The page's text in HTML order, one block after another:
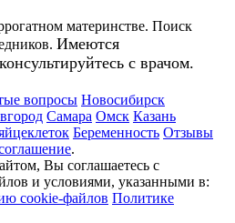
материнстве. Поиск
Имеются
с врачом.
вопросы Новосибирск
Самара Омск Казань
Беременность Отзывы
.
Вы соглашаетесь с
и условиями, указанными в:
cookie-файлов Политике